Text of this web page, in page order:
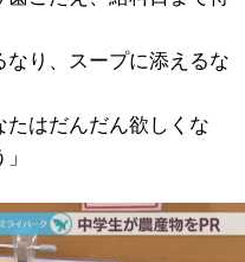
り、スープに添えるな
はだんだん欲しくな